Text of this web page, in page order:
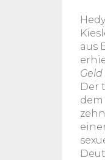
aus
Geld
Der
dem